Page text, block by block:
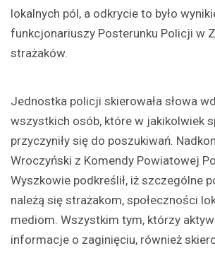
lokalnych pól, a odkrycie to było
funkcjonariuszy Posterunku Policji w
strażaków.
Jednostka policji skierowała słowa
wszystkich osób, które w jakikolwiek
przyczyniły się do poszukiwań.
Wroczyński z Komendy Powiatowej
Wyszkowie podkreślił, iż szczególne
należą się strażakom, społeczności
mediom. Wszystkim tym, którzy
informacje o zaginięciu, również